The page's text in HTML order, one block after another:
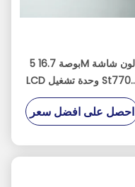
5 بوصة 16.7M لون شاشة
LCD وحدة تشغيل St7701s
مع واجهة Mipi Dsi
احصل على افضل سعر